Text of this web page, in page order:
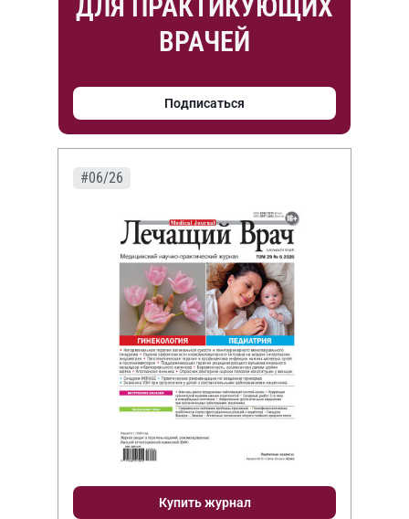
ДЛЯ ПРАКТИКУЮЩИХ
ВРАЧЕЙ
Подписаться
#06/26
Купить журнал